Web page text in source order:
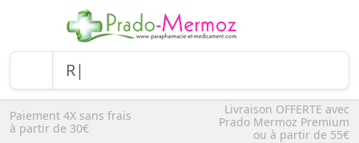
Paiement 4X sans frais
à partir de 30€
Livraison OFFERTE avec
Prado Mermoz Premium
ou à partir de 55€